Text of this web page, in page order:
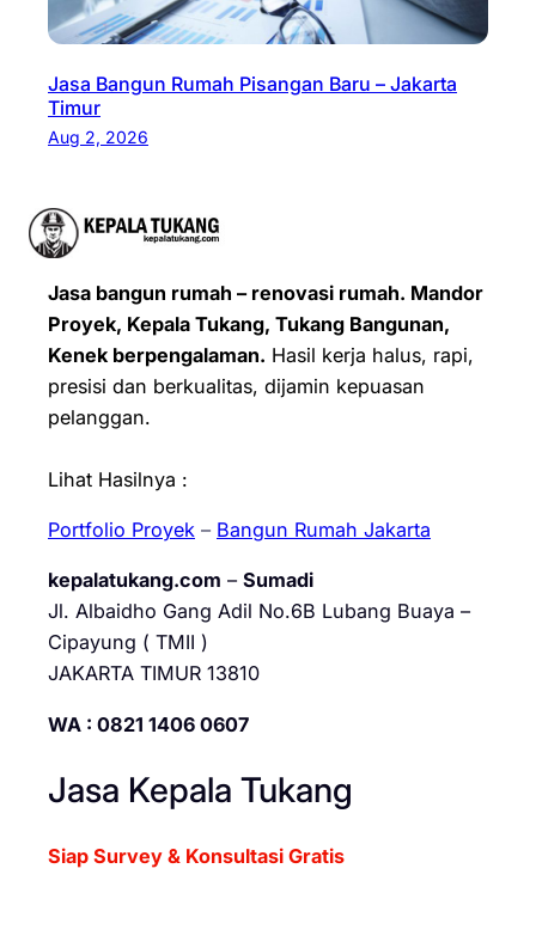
Jasa Bangun Rumah Pisangan Baru – Jakarta
Timur
Aug 2, 2026
Jasa bangun rumah – renovasi rumah. Mandor
Proyek, Kepala Tukang, Tukang Bangunan,
Kenek berpengalaman. Hasil kerja halus, rapi,
presisi dan berkualitas, dijamin kepuasan
pelanggan.
Lihat Hasilnya :
Portfolio Proyek – Bangun Rumah Jakarta
kepalatukang.com – Sumadi
Jl. Albaidho Gang Adil No.6B Lubang Buaya –
Cipayung ( TMII )
JAKARTA TIMUR 13810
WA : 0821 1406 0607
Jasa Kepala Tukang
Siap Survey & Konsultasi Gratis